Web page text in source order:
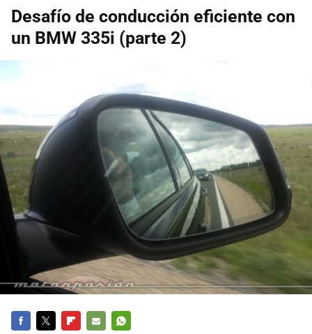
Desafío de conducción eficiente con
un BMW 335i (parte 2)